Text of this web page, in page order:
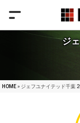
ジ
HOME» ジェフユナイテッド千葉